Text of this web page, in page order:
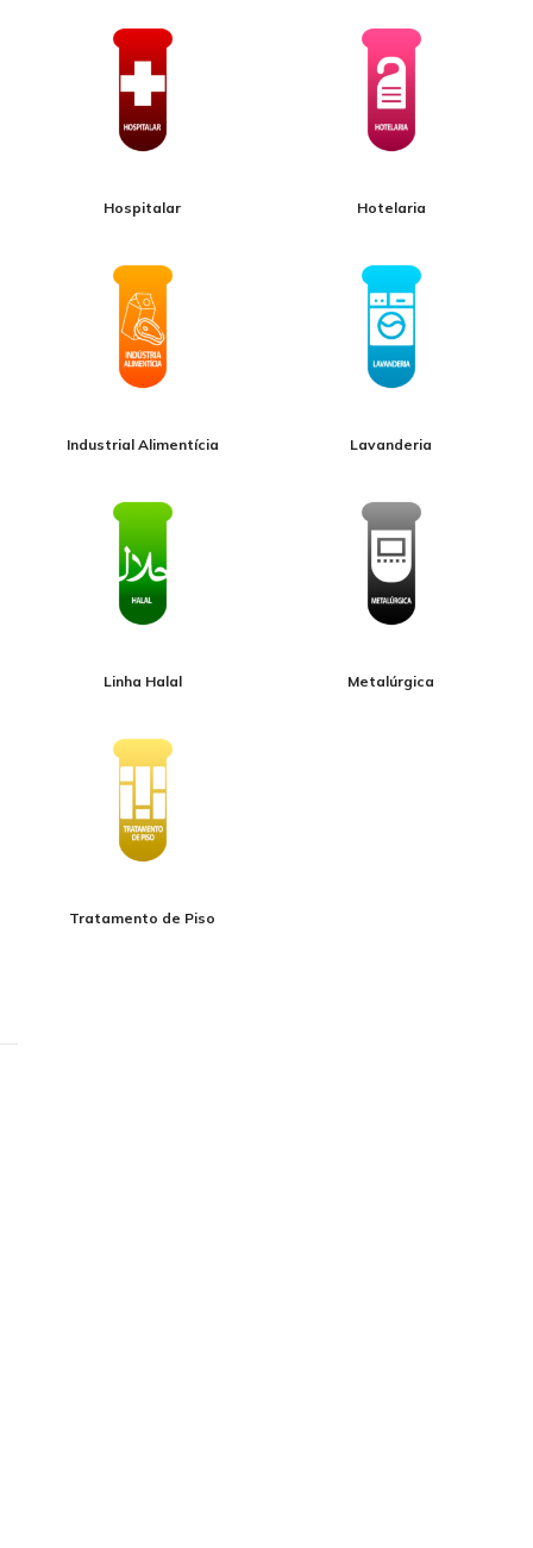
Hospitalar Hotelaria
Industrial Alimentícia Lavanderia
Linha Halal Metalúrgica
Tratamento de Piso